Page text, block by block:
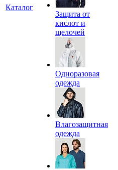
Каталог
Защита от
кислот и
щелочей
Одноразовая
одежда
Влагозащитная
одежда